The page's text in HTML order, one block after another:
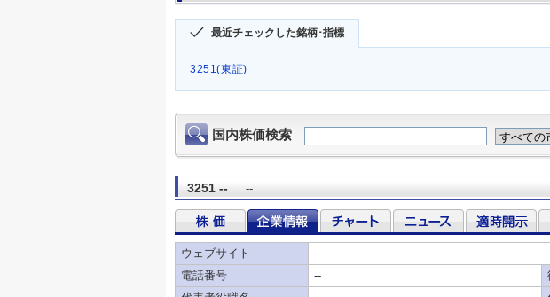
最近チェックした銘柄･指標
3251(東証)